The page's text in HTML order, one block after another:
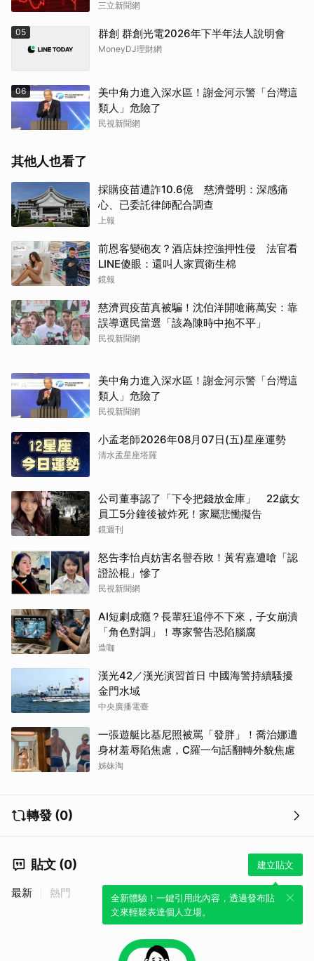
三立新聞網
05 群創 群創光電2026年下半年法人說明會
MoneyDJ理財網
06
美中角力進入深水區！謝金河示警「台灣這
類人」危險了
民視新聞網
其他人也看了
採購疫苗遭詐10.6億 慈濟聲明：深感痛
心、已委託律師配合調查
上報
前恩客變砲友？酒店妹控強押性侵 法官看
LINE傻眼：還叫人家買衛生棉
鏡報
慈濟買疫苗真被騙！沈伯洋開嗆蔣萬安：靠
誤導選民當選「該為陳時中抱不平」
民視新聞網
美中角力進入深水區！謝金河示警「台灣這
類人」危險了
民視新聞網
小孟老師2026年08月07日(五)星座運勢
清水孟星座塔羅
公司董事認了「下令把錢放金庫」 22歲女
員工5分鐘後被炸死！家屬悲慟擬告
鏡週刊
怒告李怡貞妨害名譽吞敗！黃宥嘉遭嗆「認
證訟棍」慘了
民視新聞網
AI短劇成癮？長輩狂追停不下來，子女崩潰
「角色對調」！專家警告恐陷腦腐
造咖
漢光42／漢光演習首日 中國海警持續騷擾
金門水域
中央廣播電臺
一張遊艇比基尼照被罵「發胖」！喬治娜遭
身材羞辱陷焦慮，C羅一句話翻轉外貌焦慮
姊妹淘
轉發 (0)
貼文 (0) 建立貼文
全新體驗！一鍵引用此內容，透過發布貼
文來輕鬆表達個人立場。
最新 熱門